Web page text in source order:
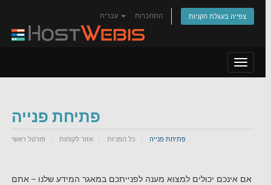
התחברות צפייה בעגלת הקניות
Toggle
פתיחת פנייה
פורטל ראשי אזור לקוחות כל הפניות פתיחת פנייה
אם אינכם יכולים למצוא מענה לפנייתכם במאגר המידע שלנו – אתם